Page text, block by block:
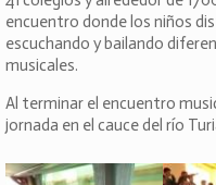
encuentro donde los niños
escuchando y bailando
musicales.
Al terminar el encuentro
jornada en el cauce del río